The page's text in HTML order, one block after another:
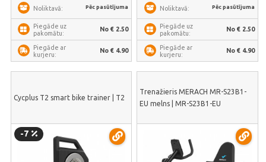
Noliktavā: Pēc pasūtījuma
Piegāde uz
pakomātu:
No € 2.50
Piegāde ar
kurjeru:
No € 4.90
Noliktavā: Pēc pasūtījuma
Piegāde uz
pakomātu:
No € 2.50
Piegāde ar
kurjeru:
No € 4.90
Cycplus T2 smart bike trainer | T2
-7
Trenažieris MERACH MR-S23B1-
EU melns | MR-S23B1-EU